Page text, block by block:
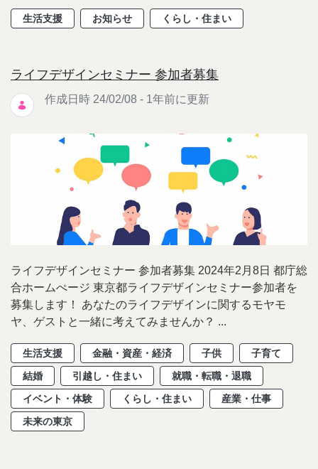
生活支援 お知らせ くらし・住まい
ライフデザインセミナー 参加者募集
作成日時 24/02/08 - 1年前に更新
ライフデザインセミナー 参加者募集 2024年2月8日 都庁総
合ホームぺージ 東京都ライフデザインセミナー参加者を
募集します！ あなたのライフデザインに関するモヤモ
ヤ、ゲストと一緒に考えてみませんか？ ...
生活支援 金融・資産・経済 子供
子育て
結婚
引越し・住まい
就職・転職・退職
イベント・体験
くらし・住まい
産業・仕事
未来の東京